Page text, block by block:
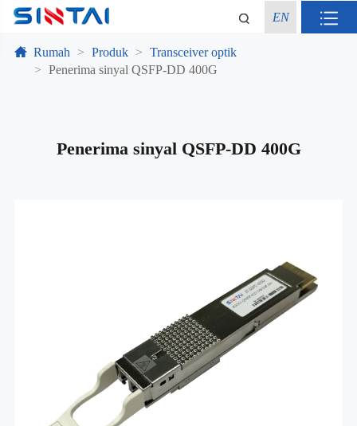
EN
Rumah Produk
Transceiver optik
Penerima sinyal QSFP-DD 400G
Penerima sinyal QSFP-DD 400G